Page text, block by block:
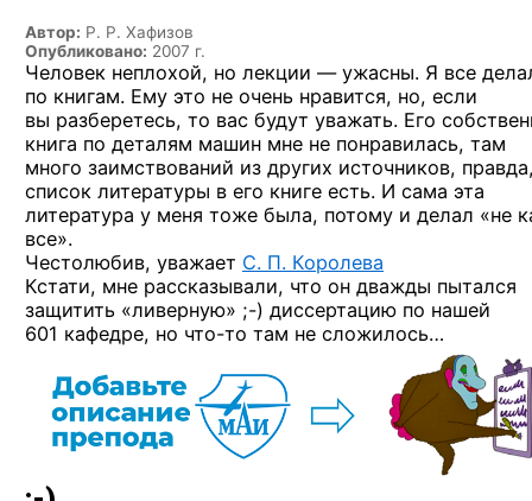
Автор: Р. Р. Хафизов
Опубликовано: 2007 г.
Человек неплохой, но лекции — ужасны. Я все
по книгам. Ему это не очень нравится, но, если
вы разберетесь, то вас будут уважать. Его
книга по деталям машин мне не понравилась, там
много заимствований из других источников,
список литературы в его книге есть. И сама эта
литература у меня тоже была, потому и делал «не
все».
Честолюбив, уважает С. П. Королева
Кстати, мне рассказывали, что он дважды пытался
защитить «ливерную» ;-) диссертацию по нашей
601 кафедре, но что-то там не сложилось…